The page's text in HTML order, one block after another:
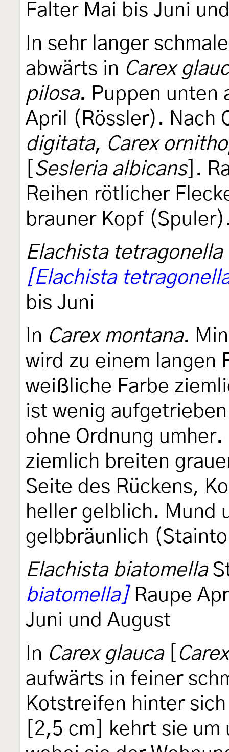
Falter Mai bis Juni
In sehr langer
abwärts in Carex
pilosa. Puppen unten
April (Rössler). Nach
digitata, Carex
Sesleria albicans].
Reihen rötlicher
brauner Kopf
Elachista tetragonella
[Elachista
bis Juni
In Carex montana.
wird zu einem langen
weißliche Farbe
ist wenig
ohne Ordnung
ziemlich breiten
Seite des Rückens,
heller gelblich. Mund
gelbbräunlich
Elachista biatomella
biatomella]Raupe
Juni und August
In Carex glauca[
aufwärts in feiner
Kotstreifen hinter
[2,5 cm] kehrt sie